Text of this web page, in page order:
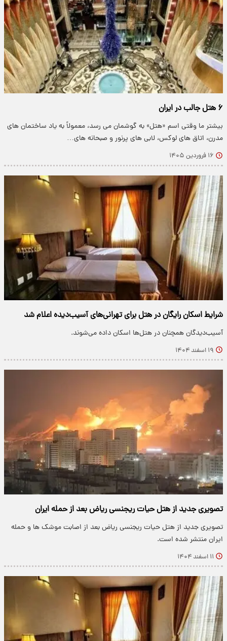
۶ هتل جالب در ایران
بیشتر ما وقتی اسم «هتل» به گوشمان می رسد، معمولاً به یاد ساختمان های
مدرن، اتاق های لوکس، لابی های پرنور و صبحانه های…
۱۶ فروردین ۱۴۰۵
شرایط اسکان رایگان در هتل برای تهرانی‌های آسیب‌دیده اعلام شد
آسیب‌دیدگان همچنان در هتل‌ها اسکان داده می‌شوند.
۱۹ اسفند ۱۴۰۴
تصویری جدید از هتل حیات ریجنسی ریاض بعد از حمله ایران
تصویری جدید از هتل حیات ریجنسی ریاض بعد از اصابت موشک ها و حمله
ایران منتشر شده است.
۱۱ اسفند ۱۴۰۴